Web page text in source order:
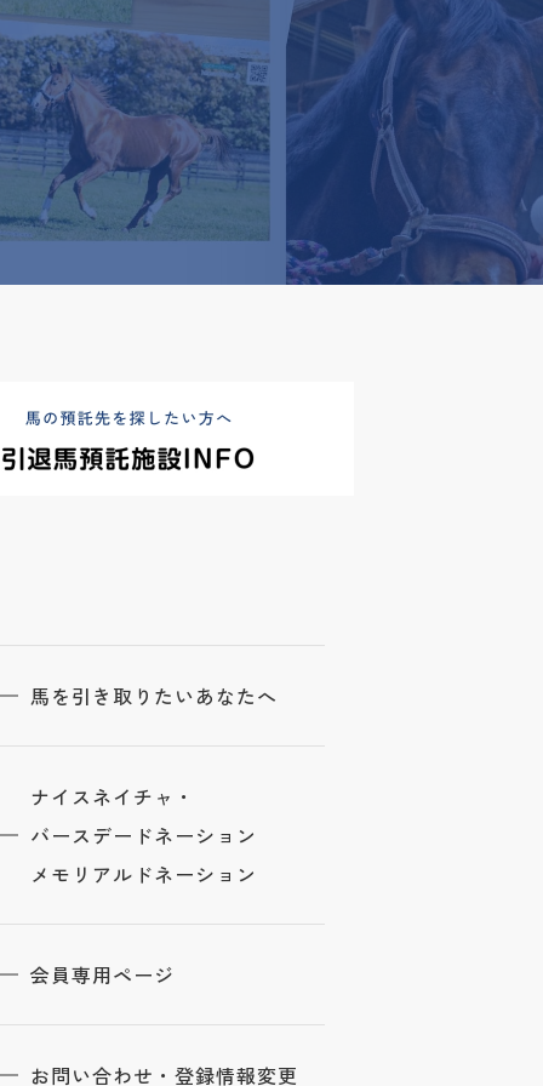
馬を引き取りたいあなたへ
ナイスネイチャ・
バースデードネーション
メモリアルドネーション
会員専用ページ
お問い合わせ・登録情報変更